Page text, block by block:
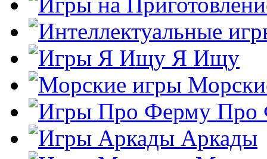
Я Ищу
Про
Аркады